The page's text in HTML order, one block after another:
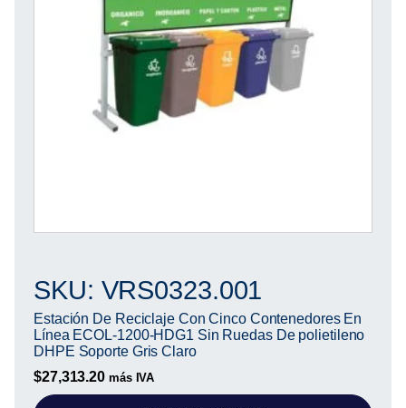
SKU: VRS0323.001
Estación De Reciclaje Con Cinco Contenedores En
Línea ECOL-1200-HDG1 Sin Ruedas De polietileno
DHPE Soporte Gris Claro
$27,313.20 más IVA